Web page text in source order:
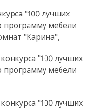
"100 лучших
программу мебели
"Карина",
"100 лучших
программу мебели
"100 лучших